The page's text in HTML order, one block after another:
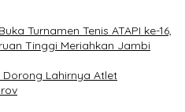
Turnamen Tenis ATAPI ke-16,
Tinggi Meriahkan Jambi
Lahirnya Atlet